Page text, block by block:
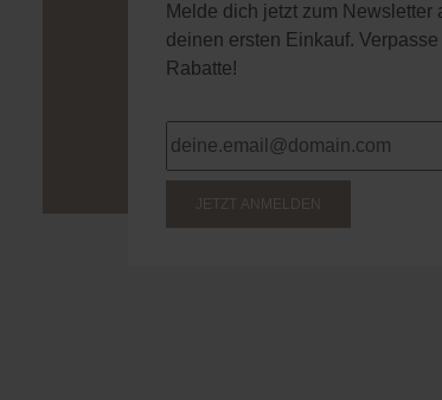
Melde dich jetzt zum
deinen ersten Einkauf.
Rabatte!
JETZT ANMELDEN